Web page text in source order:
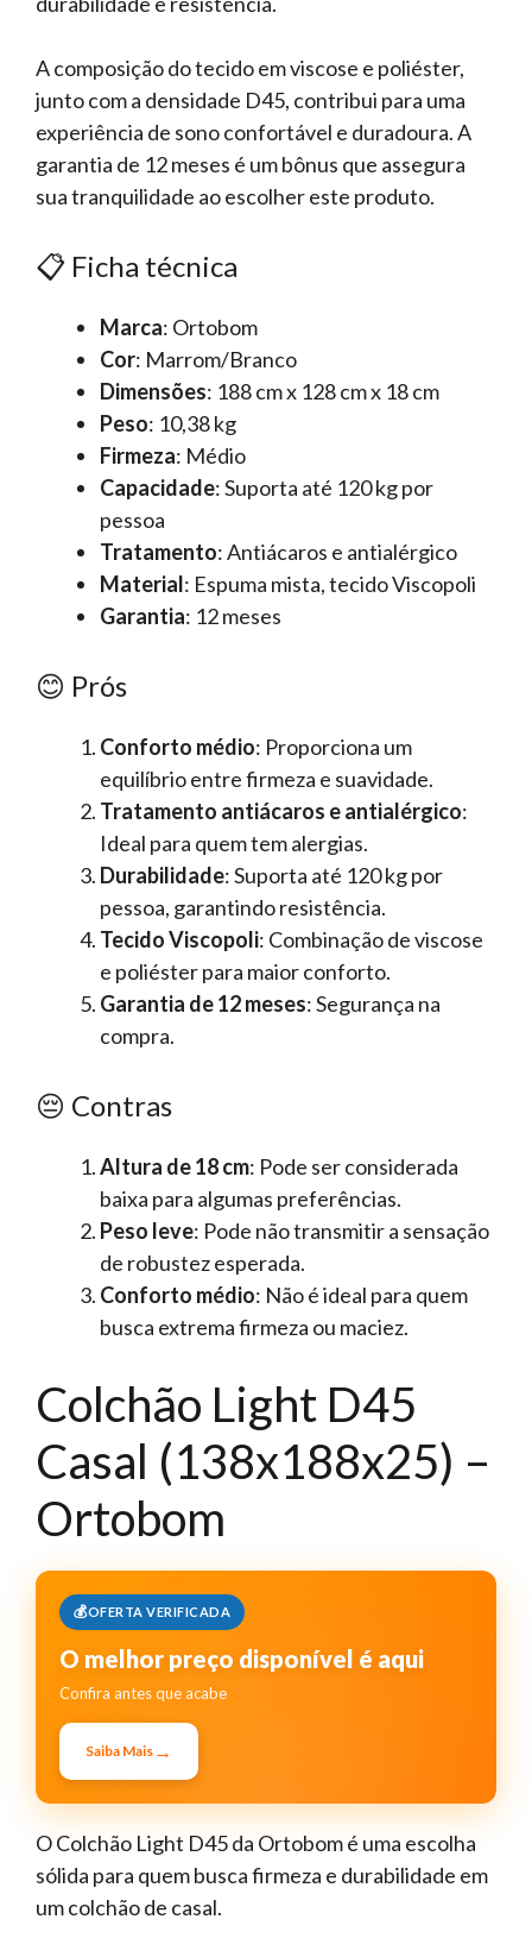
A composição do tecido em viscose e poliéster,
junto com a densidade D45, contribui para uma
experiência de sono confortável e duradoura. A
garantia de 12 meses é um bônus que assegura
sua tranquilidade ao escolher este produto.
📋 Ficha técnica
Marca: Ortobom
Cor: Marrom/Branco
Dimensões: 188 cm x 128 cm x 18 cm
Peso: 10,38 kg
Firmeza: Médio
Capacidade: Suporta até 120 kg por
pessoa
Tratamento: Antiácaros e antialérgico
Material: Espuma mista, tecido Viscopoli
Garantia: 12 meses
😊 Prós
Conforto médio: Proporciona um
equilíbrio entre firmeza e suavidade.
Tratamento antiácaros e antialérgico:
Ideal para quem tem alergias.
Durabilidade: Suporta até 120 kg por
pessoa, garantindo resistência.
Tecido Viscopoli: Combinação de viscose
e poliéster para maior conforto.
Garantia de 12 meses: Segurança na
compra.
😔 Contras
Altura de 18 cm: Pode ser considerada
baixa para algumas preferências.
Peso leve: Pode não transmitir a sensação
de robustez esperada.
Conforto médio: Não é ideal para quem
busca extrema firmeza ou maciez.
Colchão Light D45
Casal (138x188x25) –
Ortobom
OFERTA VERIFICADA
O melhor preço disponível é aqui
Confira antes que acabe
Saiba Mais →
O Colchão Light D45 da Ortobom é uma escolha
sólida para quem busca firmeza e durabilidade em
um colchão de casal.